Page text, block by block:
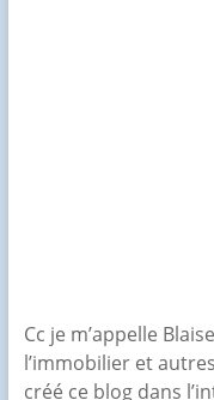
Cc je m’appelle
l’immobilier et
créé ce blog dans